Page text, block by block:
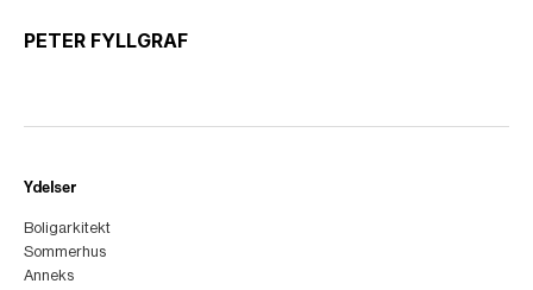
PETER FYLLGRAF
Ydelser
Boligarkitekt
Sommerhus
Anneks